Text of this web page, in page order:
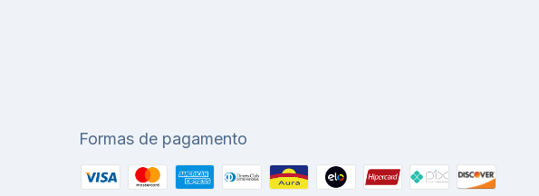
Formas de pagamento